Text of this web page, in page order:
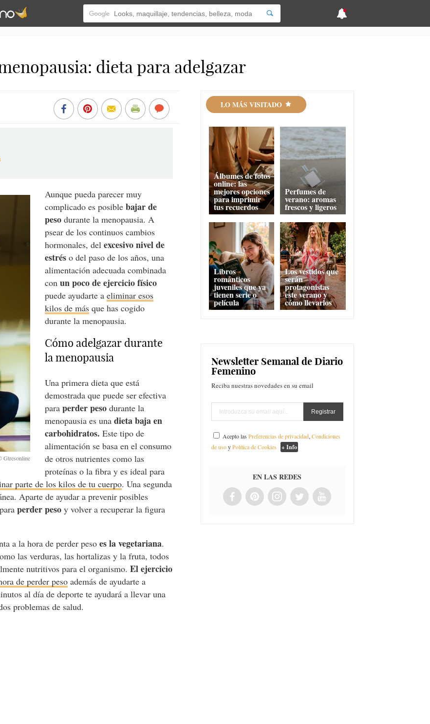
dieta para adelgazar
Aunque pueda parecer muy
complicado es posiblebajar de
peso durante la menopausia. A
psear de los continuos cambios
hormonales, delexcesivo nivel de
estrés o del paso de los años, una
alimentación adecuada combinada
conun poco de ejercicio físico
puede ayudarte aeliminar esos
kilos de más que has cogido
durante la menopausia.
Cómo adelgazar durante
la menopausia
Una primera dieta que está
demostrada que puede ser efectiva
paraperder peso durante la
menopausia es una dieta baja en
carbohidratos. Este tipo de
alimentación se basa en el consumo
de otros nutrientes como las
proteínas o la fibra y es ideal para
parte de los kilos de tu cuerpo. Una segunda
Aparte de ayudar a prevenir posibles
perder peso y volver a recuperar la figura
a la hora de perder pesoes la vegetariana.
las verduras, las hortalizas y la fruta, todos
nutritivos para el organismo.El ejercicio
de perder peso además de ayudarte a
al día de deporte te ayudará a llevar una
problemas de salud.
LO MÁS VISITADO
Álbumes de fotos
online: las
mejores opciones
para imprimir
tus recuerdos
Perfumes de
verano: aromas
frescos y ligeros
Libros
románticos
juveniles que ya
tienen serie o
película
Los vestidos que
serán
protagonistas
este verano y
cómo llevarlos
Newsletter Semanal de Diario
Femenino
Reciba nuestras novedades en su email
Acepto lasPreferencias de privacidad,Condiciones
de usoyPolítica de Cookies + Info
EN LAS REDES